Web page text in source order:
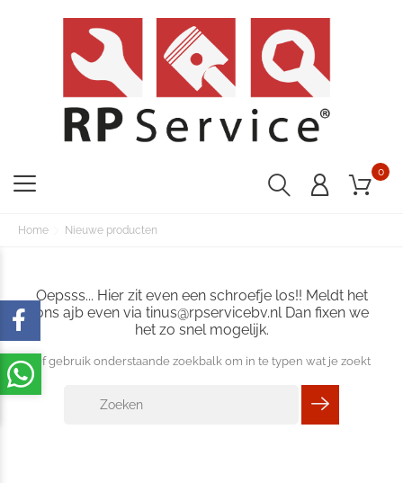
0
Home Nieuwe producten
Oepsss... Hier zit even een schroefje los!! Meldt het
ons ajb even via tinus@rpservicebv.nl Dan fixen we
het zo snel mogelijk.
Of gebruik onderstaande zoekbalk om in te typen wat je zoekt